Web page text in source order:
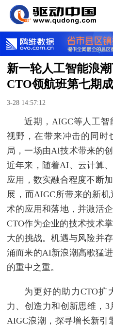
新一轮人工智能浪
CTO领航班第七期
3-28 14:57:12
近期，AIGC等人工
视野，在带来冲击的同时
局，一场由AI技术带来的
近年来，随着AI、云计算
应用，数实融合程度不断
展，而AIGC所带来的新
术的应用和落地，并激活
CTO作为企业的技术技术
大的挑战。机遇与风险并
涌而来的AI新浪潮高歌猛
的重中之重。
为更好的助力CTO扩
力、创造力和创新思维，3
AIGC浪潮，探寻增长新引